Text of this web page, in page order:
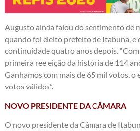
Augusto ainda falou do sentimento de
quando foi eleito prefeito de Itabuna, e
continuidade quatro anos depois.
primeira reeleição da história de 114
Ganhamos com mais de 65 mil votos, o
votos válidos”.
NOVO PRESIDENTE DA CÂMARA
O novo presidente da Câmara de